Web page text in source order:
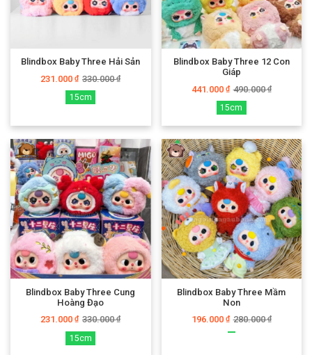
Blindbox Baby Three Hải Sản
231.000₫ 330.000₫
15cm
Blindbox Baby Three 12 Con
Giáp
441.000 ₫ 490.000₫
15cm
Blindbox Baby Three Cung
Hoàng Đạo
231.000₫ 330.000₫
15cm
Blindbox Baby Three Mầm
Non
196.000 ₫ 280.000₫